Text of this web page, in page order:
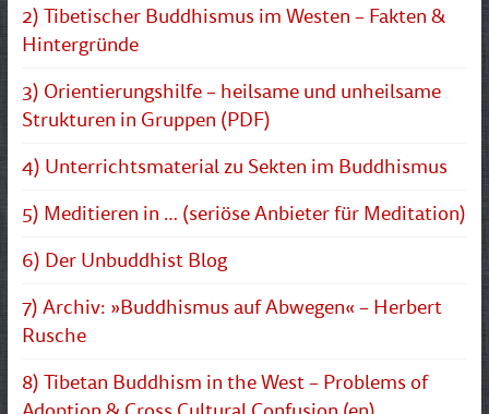
2) Tibetischer Buddhismus im Westen – Fakten &
Hintergründe
3) Orientierungshilfe – heilsame und unheilsame
Strukturen in Gruppen (PDF)
4) Unterrichtsmaterial zu Sekten im Buddhismus
5) Meditieren in … (seriöse Anbieter für Meditation)
6) Der Unbuddhist Blog
7) Archiv: »Buddhismus auf Abwegen« – Herbert
Rusche
8) Tibetan Buddhism in the West – Problems of